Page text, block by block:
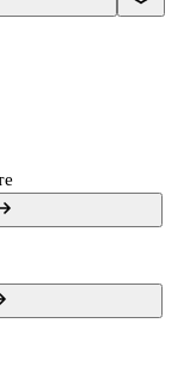
оставаться